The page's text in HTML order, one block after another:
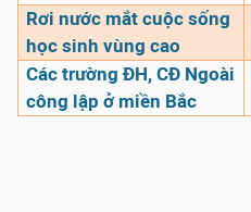
Rơi nước mắt cuộc sống
học sinh vùng cao
Các trường ĐH, CĐ Ngoài
công lập ở miền Bắc